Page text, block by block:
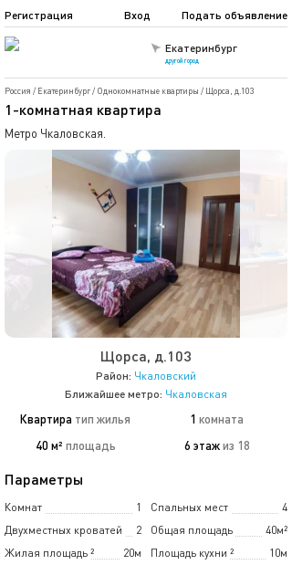
Екатеринбург
другой город
Подать объявление
Регистрация Вход
Россия / Екатеринбург/ Однокомнатные квартиры / Щорса, д.103
1-комнатная квартира
Метро Чкаловская.
Щорса, д.103
Район: Чкаловский
Ближайшее метро: Чкаловская
Квартира тип жилья 1 комната
40 м² площадь 6 этаж из 18
Параметры
Комнат 1 Спальных мест
4
Двухместных кроватей
2 Общая площадь
40м²
Жилая площадь
20м
² Площадь кухни 10м
²